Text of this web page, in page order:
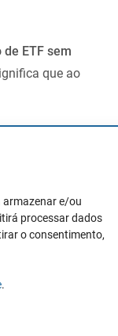
armazenar e/ou
processar dados
o consentimento,
.
ETF sem
que ao
ETF
investido.
é obter retornos
certos custos e